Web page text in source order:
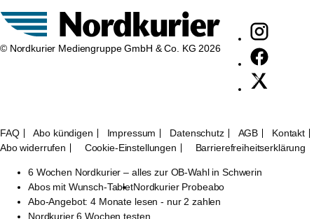
© Nordkurier Mediengruppe GmbH & Co. KG 2026
FAQ Abo kündigen Impressum Datenschutz AGB
Kontakt
Abo widerrufen
Cookie-Einstellungen Barrierefreiheitserklärung
6 Wochen Nordkurier – alles zur OB-Wahl in Schwerin
Abos mit Wunsch-TabletNordkurier Probeabo
Abo-Angebot: 4 Monate lesen - nur 2 zahlen
Nordkurier 6 Wochen testen